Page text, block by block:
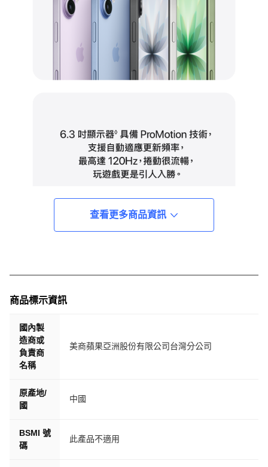
查看更多商品資訊
商品標示資訊
國內製
造商或
負責商
名稱
美商蘋果亞洲股份有限公司台灣分公司
原產地/
國
中國
BSMI 號
碼
此產品不適用